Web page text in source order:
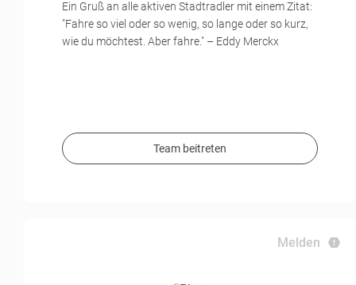
Ein Gruß an alle aktiven Stadtradler mit einem Zitat:
"Fahre so viel oder so wenig, so lange oder so kurz,
wie du möchtest. Aber fahre." – Eddy Merckx
Team beitreten
Melden